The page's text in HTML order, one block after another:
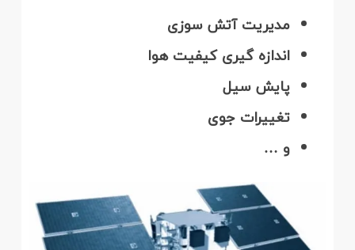
مدیریت آتش سوزی
اندازه گیری کیفیت هوا
پایش سیل
تغییرات جوی
و …